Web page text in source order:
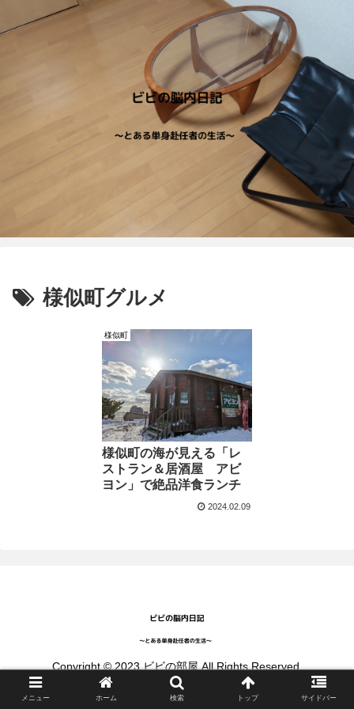
様似町グルメ
様似町
様似町の海が見える「レ
ストラン＆居酒屋 アビ
ヨン」で絶品洋食ランチ
2024.02.09
Copyright © 2023 ビビの部屋 All Rights Reserved.
メニュー ホーム 検索 トップ サイドバー